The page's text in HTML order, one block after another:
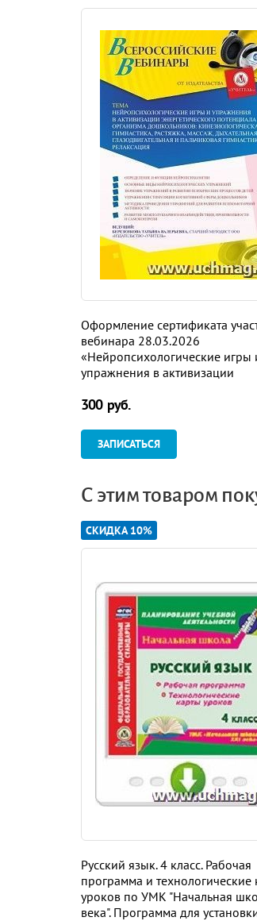
Оформление сертификата
вебинара 28.03.2026
«Нейропсихологические игры
упражнения в активизации
организма дошкольников:
растяжка, массаж, дыхательная,
глазодвигательная и
300 руб.
ЗАПИСАТЬСЯ
С этим товаром
СКИДКА 10%
Русский язык. 4 класс. Рабочая
программа и технологические
уроков по УМК "Начальная
века". Программа для